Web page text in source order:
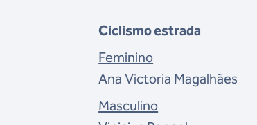
Ciclismo estrada
Feminino
Ana Victoria Magalhães
Masculino